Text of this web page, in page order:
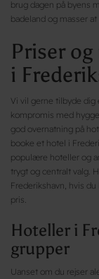
brug dagen på byens
badeland og masser at
Priser
i
Vi vil gerne tilbyde dig
kompromis med
god overnatning på
booke et hotel i
populære hoteller og
trygt og centralt valg.
Frederikshavn, hvis
pris.
Hoteller i
grupper
Uanset om du rejser